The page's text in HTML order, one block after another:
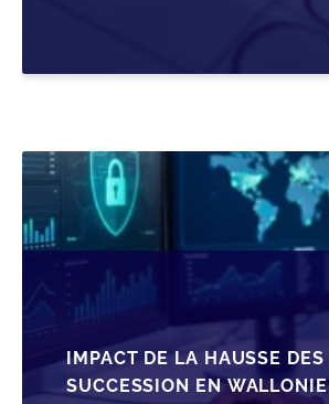
IMPACT DE LA HAUSSE DES
SUCCESSION EN